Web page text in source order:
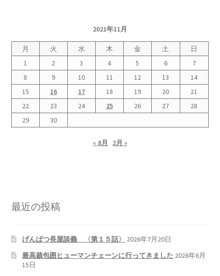
2024.10.13 映画「決断」上映と講演会を開催
2025.3.23第14回原発ゼロへのカウントダウンinかわさ
き集会開催
2026.3.15 第１５回原発ゼロへのカウントダウンinか
わさき集会開催
ギャラリー
ギャラリー_2025.3.23
原発ゼロと未来
2021年11月
月 火 水 木 金 土
日
1
2 3 4 5 6
7
8
9 10 11 12 13
14
15
16 17 18 19 20
21
22
23 24 25 26 27
28
29
30
« 8月 2月 »
最近の投稿
げんぱつ長屋談義 〈第１５話〉
2026年7月20日
最高裁包囲ヒューマンチェーンに行ってきました 2026年6月
15日